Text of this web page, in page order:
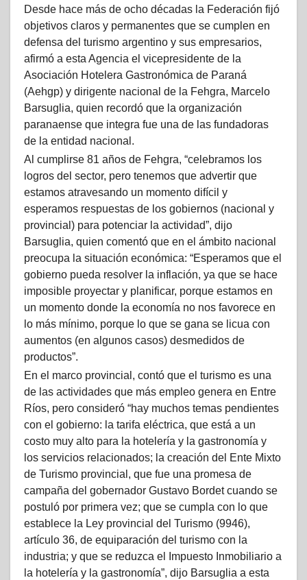
Desde hace más de ocho décadas la Federación fijó
objetivos claros y permanentes que se cumplen en
defensa del turismo argentino y sus empresarios,
afirmó a esta Agencia el vicepresidente de la
Asociación Hotelera Gastronómica de Paraná
(Aehgp) y dirigente nacional de la Fehgra, Marcelo
Barsuglia, quien recordó que la organización
paranaense que integra fue una de las fundadoras
de la entidad nacional.
Al cumplirse 81 años de Fehgra, “celebramos los
logros del sector, pero tenemos que advertir que
estamos atravesando un momento difícil y
esperamos respuestas de los gobiernos (nacional y
provincial) para potenciar la actividad”, dijo
Barsuglia, quien comentó que en el ámbito nacional
preocupa la situación económica: “Esperamos que el
gobierno pueda resolver la inflación, ya que se hace
imposible proyectar y planificar, porque estamos en
un momento donde la economía no nos favorece en
lo más mínimo, porque lo que se gana se licua con
aumentos (en algunos casos) desmedidos de
productos”.
En el marco provincial, contó que el turismo es una
de las actividades que más empleo genera en Entre
Ríos, pero consideró “hay muchos temas pendientes
con el gobierno: la tarifa eléctrica, que está a un
costo muy alto para la hotelería y la gastronomía y
los servicios relacionados; la creación del Ente Mixto
de Turismo provincial, que fue una promesa de
campaña del gobernador Gustavo Bordet cuando se
postuló por primera vez; que se cumpla con lo que
establece la Ley provincial del Turismo (9946),
artículo 36, de equiparación del turismo con la
industria; y que se reduzca el Impuesto Inmobiliario a
la hotelería y la gastronomía”, dijo Barsuglia a esta